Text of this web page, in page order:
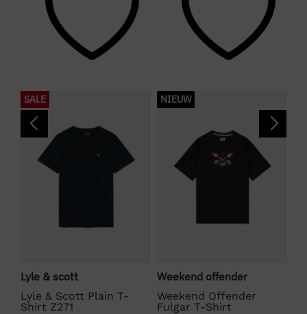
SALE
Lyle & scott
Lyle & Scott Plain T-
Shirt Z271
NIEUW
Weekend offender
Weekend Offender
Fulgar T-Shirt